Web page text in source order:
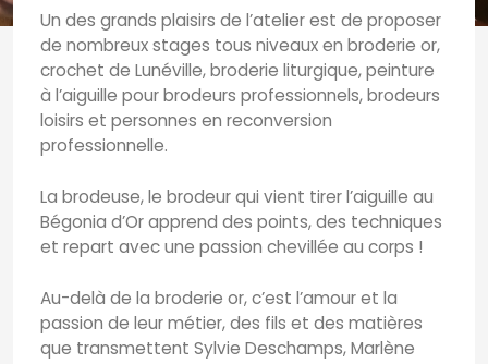
Un des grands plaisirs de l’atelier est de proposer
de nombreux stages tous niveaux en broderie or,
crochet de Lunéville, broderie liturgique, peinture
à l’aiguille pour brodeurs professionnels, brodeurs
loisirs et personnes en reconversion
professionnelle.
La brodeuse, le brodeur qui vient tirer l’aiguille au
Bégonia d’Or apprend des points, des techniques
et repart avec une passion chevillée au corps !
Au-delà de la broderie or, c’est l’amour et la
passion de leur métier, des fils et des matières
que transmettent Sylvie Deschamps, Marlène